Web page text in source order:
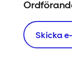
Skicka